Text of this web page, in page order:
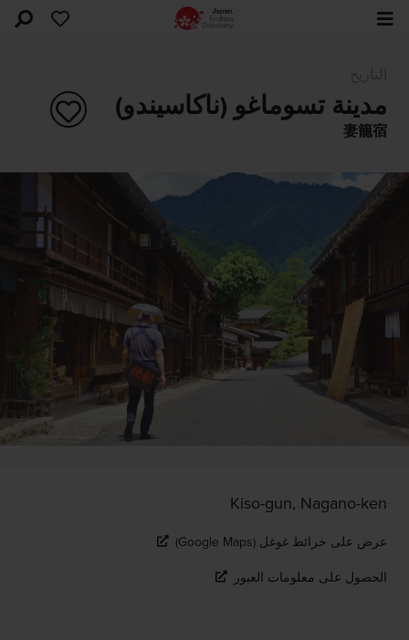
مدينة تسوماغو (ناكاسيندو)
妻籠宿
Kiso-gun, Nagano-ken
عرض على خرائط غوغل (Google Maps)
الحصول على معلومات العبور